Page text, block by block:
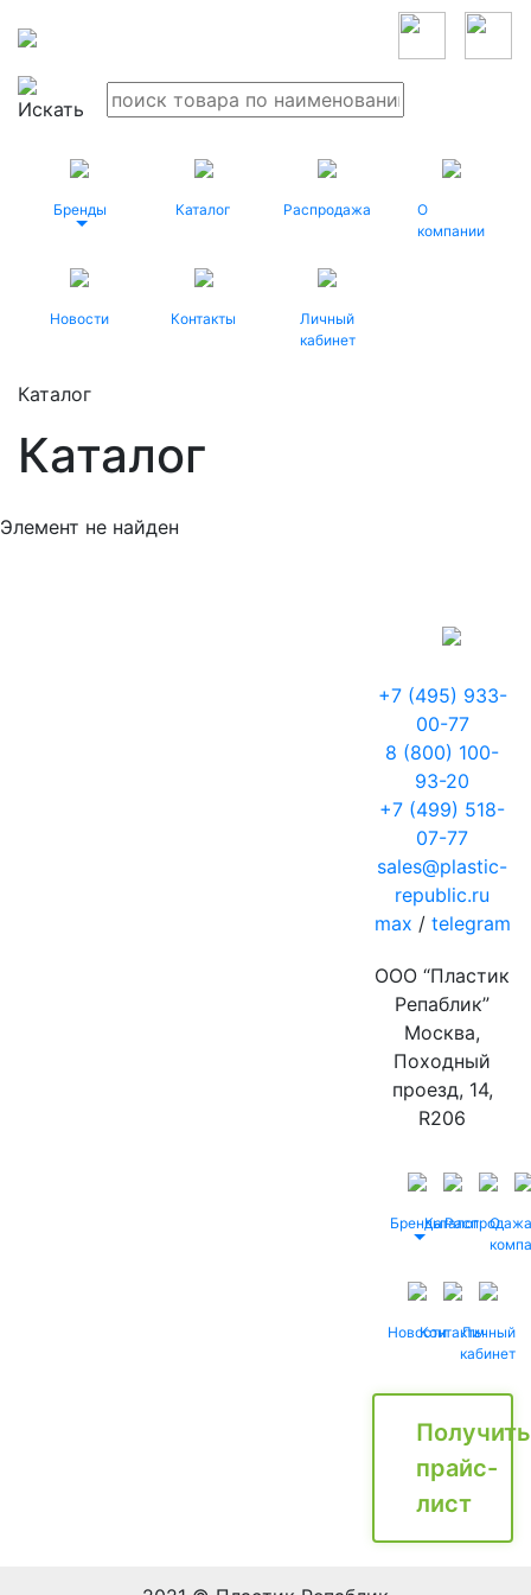
Бренды Каталог Распродажа
О
компании
Новости Контакты
Личный
кабинет
Каталог
Каталог
Элемент не найден
+7 (495) 933-
00-77
8 (800) 100-
93-20
+7 (499) 518-
07-77
sales@plastic-
republic.ru
max / telegram
ООО “Пластик
Репаблик”
Москва,
Походный
проезд, 14,
R206
БрендыКаталог
Распродажа
О
НовостиКонтактыЛичный
кабинет
Получить
прайс-
лист